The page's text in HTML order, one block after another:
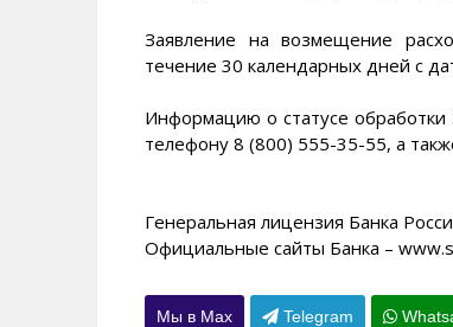
Заявление на возмещение
течение 30 календарных дней с
Информацию о статусе обработки
телефону 8 (800) 555-35-55, а
Генеральная лицензия Банка
Официальные сайты Банка –
Мы в Max Telegram